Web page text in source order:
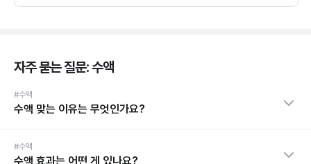
자주 묻는 질문: 수액
#수액
수액 맞는 이유는 무엇인가요?
#수액
수액 효과는 어떤 게 있나요?